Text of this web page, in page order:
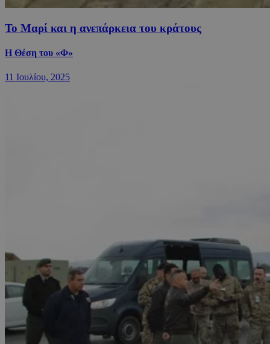
Το Μαρί και η ανεπάρκεια του κράτους
Η Θέση του «Φ»
11 Ιουλίου, 2025